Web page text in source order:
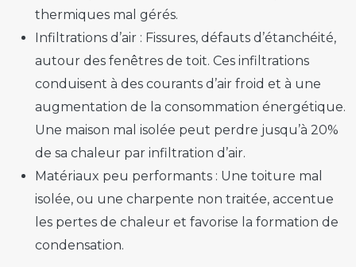
thermiques mal gérés.
Infiltrations d’air : Fissures, défauts d’étanchéité,
autour des fenêtres de toit. Ces infiltrations
conduisent à des courants d’air froid et à une
augmentation de la consommation énergétique.
Une maison mal isolée peut perdre jusqu’à 20%
de sa chaleur par infiltration d’air.
Matériaux peu performants : Une toiture mal
isolée, ou une charpente non traitée, accentue
les pertes de chaleur et favorise la formation de
condensation.